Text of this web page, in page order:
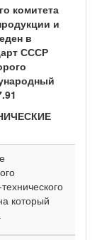
комитета
и
в
СССР
который